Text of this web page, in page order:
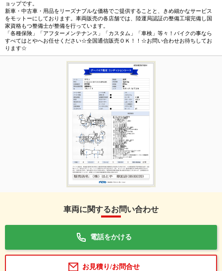
ョップです。
新車・中古車・用品をリーズナブルな価格でご提供することと、きめ細かなサービス
をモットーにしております。車両販売の各店舗では、陸運局認証の整備工場完備し国
家資格もつ整備士が整備を行っています。
「各種保険」「アフターメンテナンス」「カスタム」「車検」等々！バイクの事なら
すべてはとやへお任せください☆全国通信販売ＯＫ！！☆お問い合わせお待ちしてお
ります☆
車両に関するお問い合わせ
電話をかける
お見積り/お問合せ